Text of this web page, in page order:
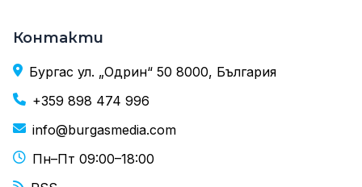
Контакти
Бургас ул. „Одрин“ 50 8000, България
+359 898 474 996
info@burgasmedia.com
Пн–Пт 09:00–18:00